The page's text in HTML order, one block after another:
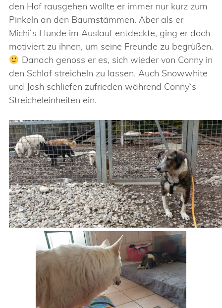
den Hof rausgehen wollte er immer nur kurz zum
Pinkeln an den Baumstämmen. Aber als er
Michi`s Hunde im Auslauf entdeckte, ging er doch
motiviert zu ihnen, um seine Freunde zu begrüßen.
Danach genoss er es, sich wieder von Conny in
den Schlaf streicheln zu lassen. Auch Snowwhite
und Josh schliefen zufrieden während Conny`s
Streicheleinheiten ein.